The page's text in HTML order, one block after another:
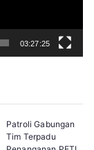
03:27:25
Patroli Gabungan
Tim Terpadu